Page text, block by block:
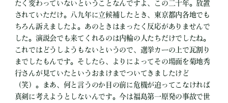
たく変わっていないということなんですよ、この二十年。放置
されていただけ。八九年に立候補したとき、東京都内各地でも
ちろん訴えましたよ。あのときはまったく反応がありませんで
した。演説会でも来てくれるのは内輪の人たちだけでしたね。
これではどうしようもないというので、選挙カーの上で瓦割り
までしたもんです。そしたら、よりによってその場面を菊地秀
行さんが見ていたというおまけまでついてきましたけど
（笑）。まあ、何と言うのか目の前に危機が迫ってこなければ
真剣に考えようとしないんです。今は福島第一原発の事故で世